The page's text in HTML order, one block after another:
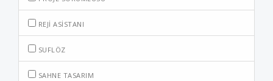
REJI ASISTANI
SUFLÖZ
SAHNE TASARIM